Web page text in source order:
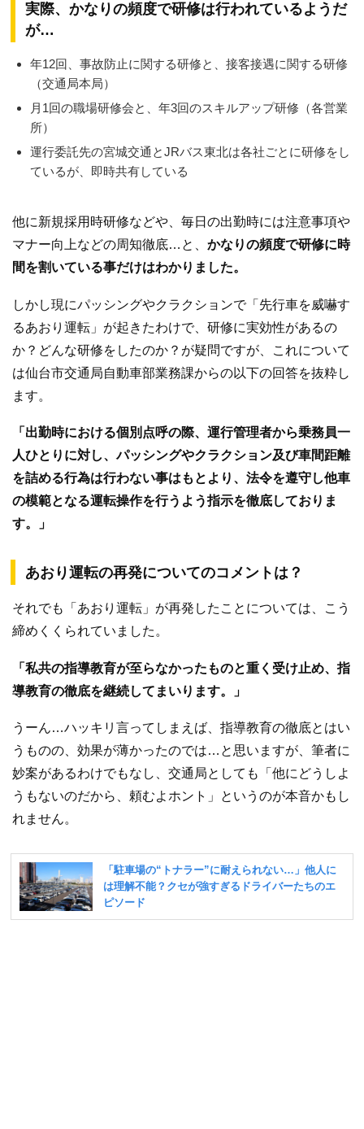
実際、かなりの頻度で研修は行われているようだ
が…
年12回、事故防止に関する研修と、接客接遇に関する研修
（交通局本局）
月1回の職場研修会と、年3回のスキルアップ研修（各営業
所）
運行委託先の宮城交通とJRバス東北は各社ごとに研修をし
ているが、即時共有している
他に新規採用時研修などや、毎日の出勤時には注意事項や
マナー向上などの周知徹底…と、 かなりの頻度で研修に時
間を割いている事だけはわかりました。
しかし現にパッシングやクラクションで「先行車を威嚇す
るあおり運転」が起きたわけで、研修に実効性があるの
か？どんな研修をしたのか？が疑問ですが、これについて
は仙台市交通局自動車部業務課からの以下の回答を抜粋し
ます。
「出勤時における個別点呼の際、運行管理者から乗務員一
人ひとりに対し、パッシングやクラクション及び車間距離
を詰める行為は行わない事はもとより、法令を遵守し他車
の模範となる運転操作を行うよう指示を徹底しておりま
す。」
あおり運転の再発についてのコメントは？
それでも「あおり運転」が再発したことについては、こう
締めくくられていました。
「私共の指導教育が至らなかったものと重く受け止め、指
導教育の徹底を継続してまいります。」
うーん…ハッキリ言ってしまえば、指導教育の徹底とはい
うものの、効果が薄かったのでは…と思いますが、筆者に
妙案があるわけでもなし、交通局としても「他にどうしよ
うもないのだから、頼むよホント」というのが本音かもし
れません。